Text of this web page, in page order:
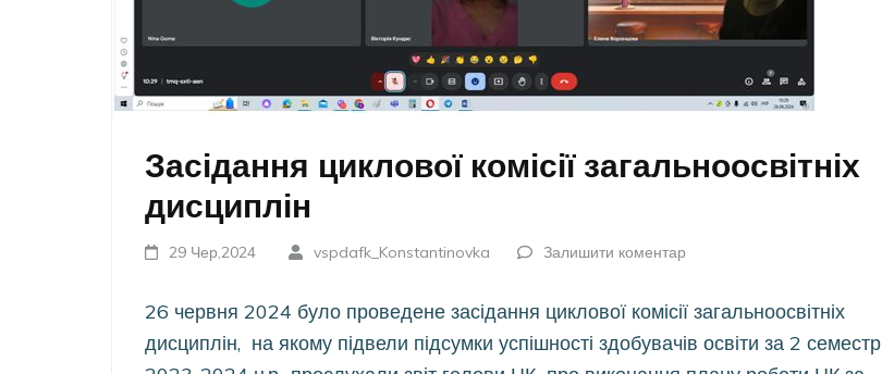
Засідання циклової комісії загальноосвітніх
дисциплін
29 Чер,2024 vspdafk_Konstantinovka Залишити коментар
26 червня 2024 було проведене засідання циклової комісії загальноосвітніх
дисциплін, на якому підвели підсумки успішності здобувачів освіти за 2 семестр